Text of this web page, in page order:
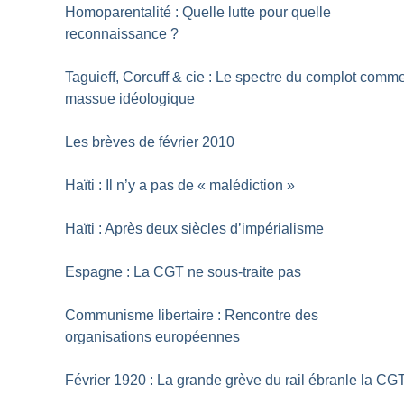
Homoparentalité : Quelle lutte pour quelle
reconnaissance ?
Taguieff, Corcuff & cie : Le spectre du complot
massue idéologique
Les brèves de février 2010
Haïti : Il n’y a pas de « malédiction »
Haïti : Après deux siècles d’impérialisme
Espagne : La CGT ne sous-traite pas
Communisme libertaire : Rencontre des
organisations européennes
Février 1920 : La grande grève du rail ébranle la